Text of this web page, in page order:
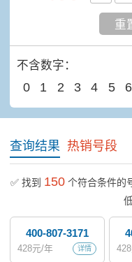
重
不含数字：
0 1 2 3 4 5 6
查询结果 热销号段
✅ 找到 150个符合条件的
400-807-3171
详情
428元/年 428